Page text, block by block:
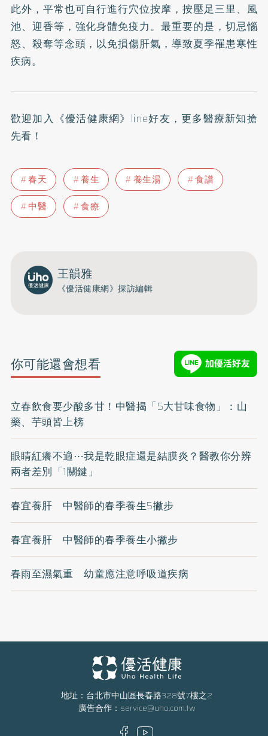
此外，平常也可自行進行穴位按摩，按壓足三里、風
池、迎香等，強化身體免疫力。最重要的是，切忌惱
怒、殺奪等念頭，以免損傷肝氣，導致夏季罹患寒性
疾病。
歡迎加入 《優活健康網》line好友 ，更多醫療新知搶
先看！
春天 養生 養生湯
食譜
中醫
食療
王韻雅
《優活健康網》採訪編輯
你可能還會想看
立春飲食要少酸多甘！中醫揭「5大甘味食物」：山
藥、芋頭皆上榜
眼睛紅癢不適⋯我是乾眼症還是結膜炎？醫教你分辨
兩者差別「1關鍵」
春宜養肝 中醫師的春季養生5撇步
春宜養肝 中醫師的春季養生小撇步
春雨至濕氣重 幼童應注意呼吸道疾病
地址：台北市中山區長春路328號7樓之2
廣告合作： service@uho.com.tw